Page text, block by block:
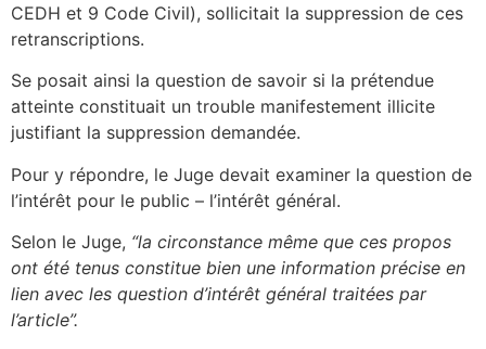
CEDH et 9 Code Civil), sollicitait la suppression de ces
retranscriptions.
Se posait ainsi la question de savoir si la prétendue
atteinte constituait un trouble manifestement illicite
justifiant la suppression demandée.
Pour y répondre, le Juge devait examiner la question de
l’intérêt pour le public – l’intérêt général.
Selon le Juge, “la circonstance même que ces propos
ont été tenus constitue bien une information précise en
lien avec les question d’intérêt général traitées par
l’article”.